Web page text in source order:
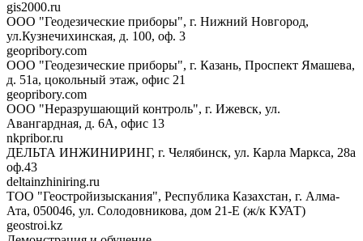
gis2000.ru
ООО "Геодезические приборы", г. Нижний Новгород,
ул.Кузнечихинская, д. 100, оф. 3
geopribory.com
ООО "Геодезические приборы", г. Казань, Проспект Ямашева,
д. 51а, цокольный этаж, офис 21
geopribory.com
ООО "Неразрушающий контроль", г. Ижевск, ул.
Авангардная, д. 6A, офис 13
nkpribor.ru
ДЕЛЬТА ИНЖИНИРИНГ, г. Челябинск, ул. Карла Маркса, 28а
оф.43
deltainzhiniring.ru
ТОО "Геостройизыскания", Республика Казахстан, г. Алма-
Ата, 050046, ул. Солодовникова, дом 21-Е (ж/к КУАТ)
geostroi.kz